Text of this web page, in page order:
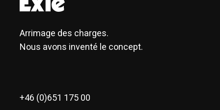
Arrimage des charges.
Nous avons inventé le concept.
+46 (0)651 175 00